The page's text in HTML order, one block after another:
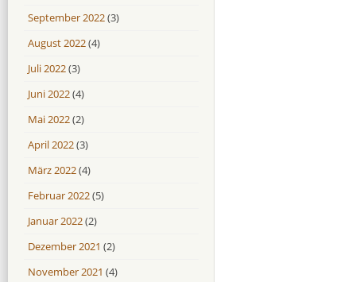
September 2022(3)
August 2022(4)
Juli 2022(3)
Juni 2022(4)
Mai 2022(2)
April 2022(3)
März 2022(4)
Februar 2022(5)
Januar 2022(2)
Dezember 2021 (2)
November 2021 (4)